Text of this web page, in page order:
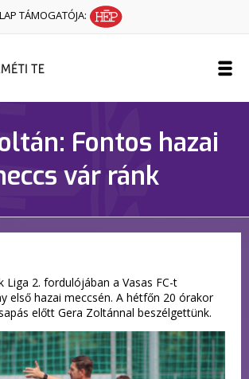
TÁMOGATÓJA:
Fontos hazai
vár ránk
Liga 2. fordulójában a Vasas FC-t
első hazai meccsén. A hétfőn 20 órakor
előtt Gera Zoltánnal beszélgettünk.